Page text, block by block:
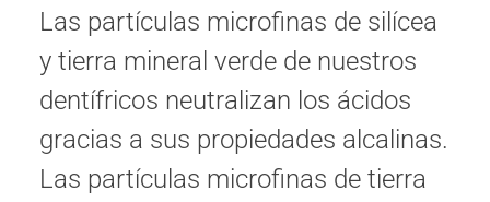
Las partículas microfinas de silícea
y tierra mineral verde de nuestros
dentífricos neutralizan los ácidos
gracias a sus propiedades alcalinas.
Las partículas microfinas de tierra